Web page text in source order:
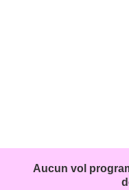
Aucun vol